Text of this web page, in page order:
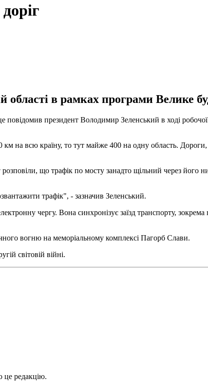
області в рамках програми Велике
президент Володимир Зеленський в ході
км на всю країну, то тут майже 400 на одну область.
що трафік по мосту занадто щільний через його
трафік", - зазначив Зеленський.
чергу. Вона синхронізує заїзд транспорту,
вогню на меморіальному комплексі Пагорб Слави.
світовій війні.
це редакцію.